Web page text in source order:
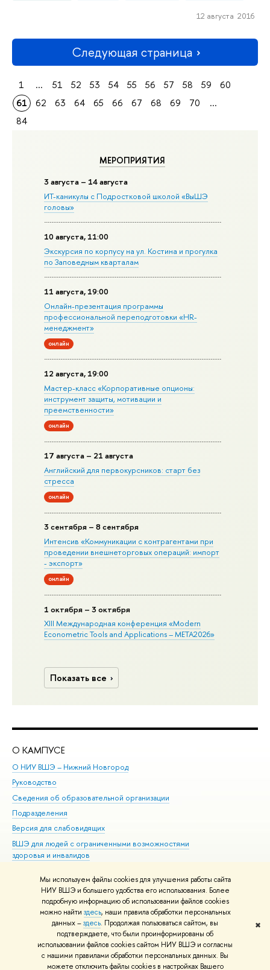
Мы используем файлы cookies для улучшения работы сайта
НИУ ВШЭ и большего удобства его использования. Более
подробную информацию об использовании файлов cookies
можно найти здесь, наши правила обработки персональных
данных –здесь. Продолжая пользоваться сайтом, вы
подтверждаете, что были проинформированы об
использовании файлов cookies сайтом НИУ ВШЭ и согласны
с нашими правилами обработки персональных данных. Вы
можете отключить файлы cookies в настройках Вашего
✖
МЕРОПРИЯТИЯ
3 августа – 14 августа
ИТ-каникулы с Подростковой школой «ВыШЭ
головы»
10 августа, 11:00
Экскурсия по корпусу на ул. Костина и прогулка
по Заповедным кварталам
11 августа, 19:00
Онлайн-презентация программы
профессиональной переподготовки «HR-
менеджмент»
онлайн
12 августа, 19:00
Мастер-класс «Корпоративные опционы:
инструмент защиты, мотивации и
преемственности»
онлайн
17 августа – 21 августа
Английский для первокурсников: старт без
стресса
онлайн
3 сентября – 8 сентября
Интенсив «Коммуникации с контрагентами при
проведении внешнеторговых операций: импорт
- экспорт»
онлайн
1 октября – 3 октября
XIII Международная конференция «Modern
Econometric Tools and Applications – META2026»
Показать все
12 августа 2016
Следующая страница
1 ... 51 52 53 54 55 56 57 58 59
60
61
62 63 64 65 66 67 68 69 70
...
84
О КАМПУСЕ
О НИУ ВШЭ – Нижний Новгород
Руководство
Сведения об образовательной организации
Подразделения
Версия для слабовидящих
ВШЭ для людей с ограниченными возможностями
здоровья и инвалидов
© НИУ ВШЭ 1993–2026 Адреса и контакты Условия использования
материалов Политика конфиденциальности Карта сайта
Шрифты HSE Sans и HSE Slab разработаны вШколе дизайна НИУ ВШЭ